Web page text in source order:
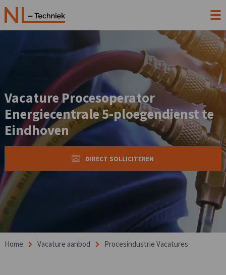
Vacature Procesoperator
Energiecentrale 5-ploegendienst te
Eindhoven
DIRECT SOLLICITEREN
Home Vacature aanbod Procesindustrie Vacatures